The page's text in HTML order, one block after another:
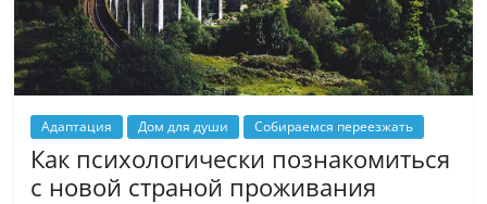
Адаптация Дом для души Собираемся переезжать
Как психологически познакомиться
с новой страной проживания